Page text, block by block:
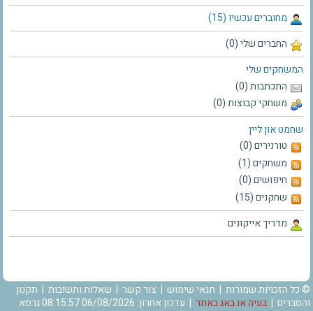
מחוברים עכשיו (15)
החברים שלי (0)
המשחקים שלי
התכתבות (0)
משחקי קבוצות (0)
שחמט און ליין
טורנירים (0)
משחקים (1)
חיפושים (0)
שחקנים (15)
מדריך אייקונים
© כל הזכויות שמורות | תנאי שימוש | צור קשר | שאלות ותשובות | תקנון
והסברים | בעיה או באג באתר
| עדכון אחרון: 06/08/2026 08:15:57 גרסא